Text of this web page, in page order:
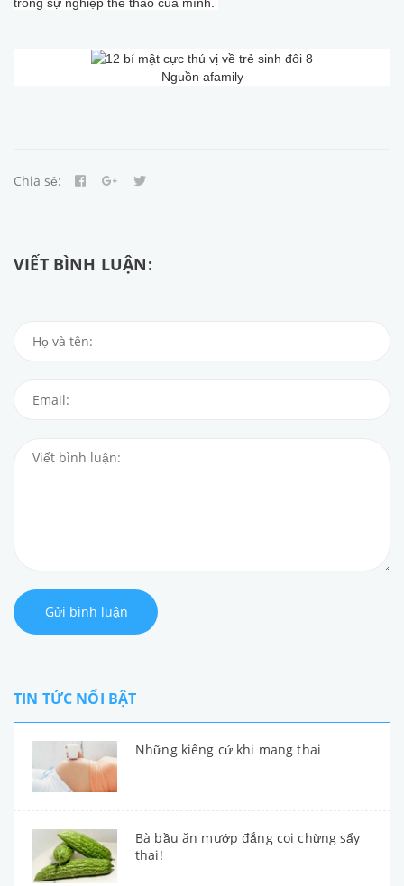
Nguồn afamily
Chia sẻ:
VIẾT BÌNH LUẬN:
Gửi bình luận
TIN TỨC NỔI BẬT
Những kiêng cứ khi mang thai
Bà bầu ăn mướp đắng coi chừng sẩy
thai!